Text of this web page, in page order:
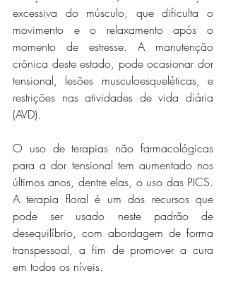
excessiva do músculo, que dificulta o
movimento e o relaxamento após o
momento de estresse. A manutenção
crônica deste estado, pode ocasionar dor
tensional, lesões musculoesqueléticas, e
restrições nas atividades de vida diária
(AVD).
O uso de terapias não farmacológicas
para a dor tensional tem aumentado nos
últimos anos, dentre elas, o uso das PICS.
A terapia floral é um dos recursos que
pode ser usado neste padrão de
desequilíbrio, com abordagem de forma
transpessoal, a fim de promover a cura
em todos os níveis.